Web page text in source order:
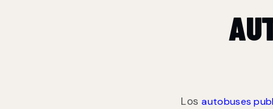
Losautobuses